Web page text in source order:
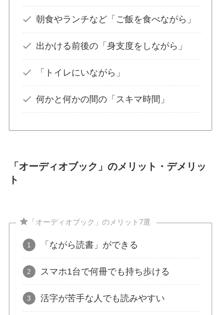
朝食やランチなど「ご飯を食べながら」
出かける前後の「身支度をしながら」
「トイレにいながら」
何かと何かの間の「スキマ時間」
「オーディオブック」のメリット・デメリッ
ト
「オーディオブック」のメリット7選
「ながら読書」ができる
スマホ1台で何冊でも持ち歩ける
活字が苦手な人でも読みやすい